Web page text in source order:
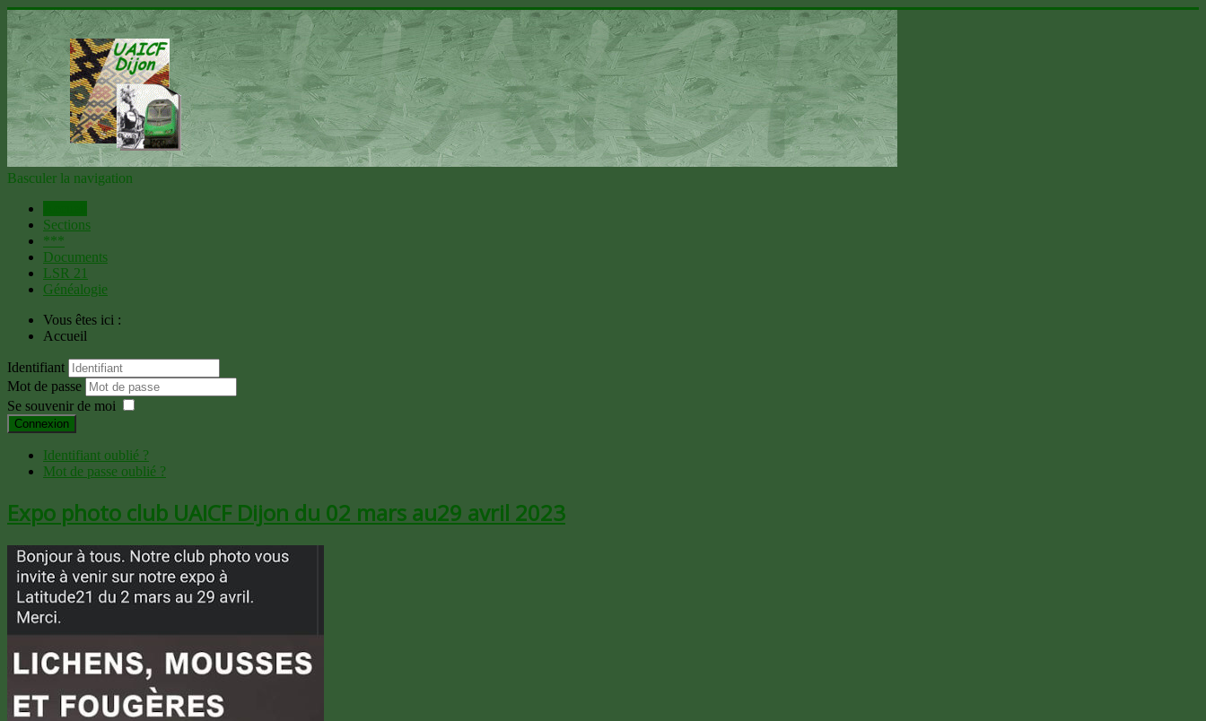
Basculer la navigation
Sections
***
Documents
LSR 21
Généalogie
Vous êtes ici :
Accueil
Identifiant
Mot de passe
Se souvenir de moi
Connexion
Identifiant oublié ?
Mot de passe oublié ?
Expo photo club UAICF Dijon du 02 mars au29 avril 2023